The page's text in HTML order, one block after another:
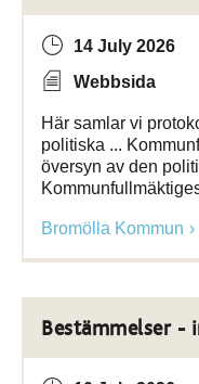
14 July 2026
Webbsida
Här samlar vi
politiska ...
översyn av den
Bromölla Kommun
Bestämmelser -